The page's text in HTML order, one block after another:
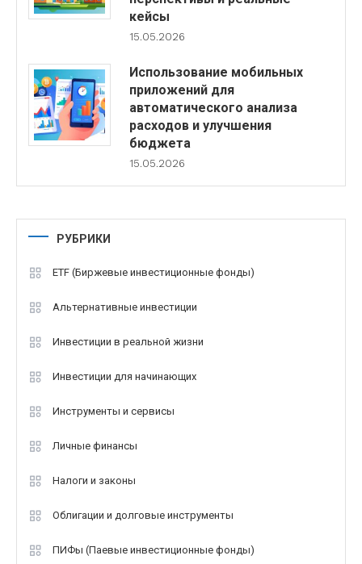
кейсы
15.05.2026
Использование мобильных
приложений для
автоматического анализа
расходов и улучшения
бюджета
15.05.2026
РУБРИКИ
ETF (Биржевые инвестиционные фонды)
Альтернативные инвестиции
Инвестиции в реальной жизни
Инвестиции для начинающих
Инструменты и сервисы
Личные финансы
Налоги и законы
Облигации и долговые инструменты
ПИФы (Паевые инвестиционные фонды)